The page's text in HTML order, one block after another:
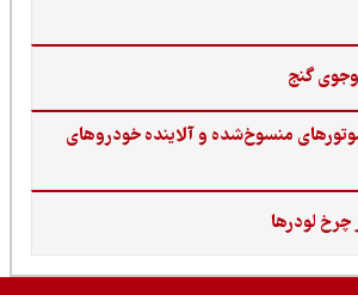
گنج‌
منسوخ‌شده و آلاینده خودروهای